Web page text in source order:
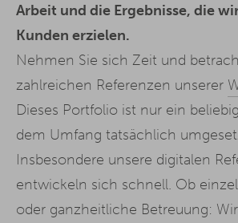
Arbeit und die Ergebnisse, die
Kunden erzielen.
Nehmen Sie sich Zeit und
zahlreichen Referenzen unserer
Dieses Portfolio ist nur ein
dem Umfang tatsächlich
Insbesondere unsere digitalen
entwickeln sich schnell. Ob
oder ganzheitliche Betreuung: